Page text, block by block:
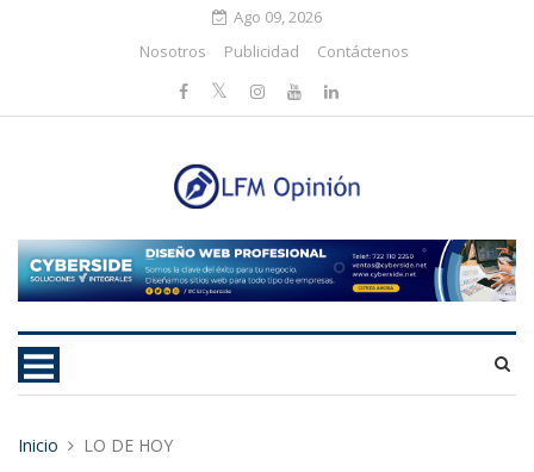
Ago 09, 2026
Nosotros
Publicidad Contáctenos
Inicio LO DE HOY